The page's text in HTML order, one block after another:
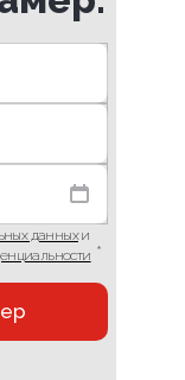
данныхи
*